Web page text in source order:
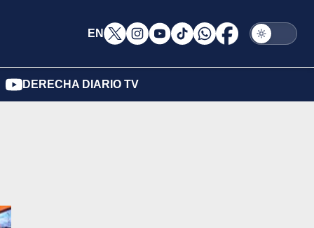
EN
DERECHA DIARIO TV